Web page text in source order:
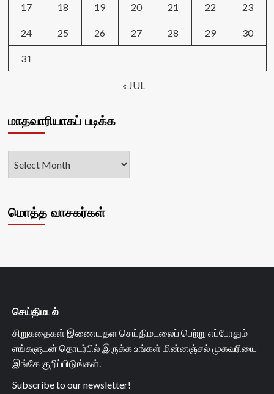
17 18 19 20 21 22 23
24 25 26 27 28 29 30
31
« JUL
மாதவாரியாகப் படிக்க
மொத்த வாசகர்கள்
செய்திமடல்
சிறுகதைகள் இணையதள செய்திமடலைப் பெற்று எப்போதும்
எங்களுடன் தொடர்பில் இருக்க உங்கள் மின்னஞ்சல் முகவரியை
இங்கே குறிப்பிடுங்கள்.
Subscribe to our newsletter!